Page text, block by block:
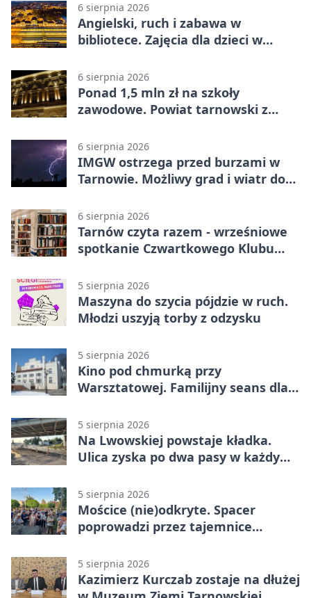
6 sierpnia 2026
Angielski, ruch i zabawa w
bibliotece. Zajęcia dla dzieci w
6 sierpnia 2026
Ponad 1,5 mln zł na szkoły
zawodowe. Powiat tarnowski z
6 sierpnia 2026
IMGW ostrzega przed burzami w
Tarnowie. Możliwy grad i wiatr do
6 sierpnia 2026
Tarnów czyta razem - wrześniowe
spotkanie Czwartkowego Klubu
5 sierpnia 2026
Maszyna do szycia pójdzie w ruch.
Młodzi uszyją torby z odzysku
5 sierpnia 2026
Kino pod chmurką przy
Warsztatowej. Familijny seans dla
5 sierpnia 2026
Na Lwowskiej powstaje kładka.
Ulica zyska po dwa pasy w każdym
5 sierpnia 2026
Mościce (nie)odkryte. Spacer
poprowadzi przez tajemnice
5 sierpnia 2026
Kazimierz Kurczab zostaje na dłużej